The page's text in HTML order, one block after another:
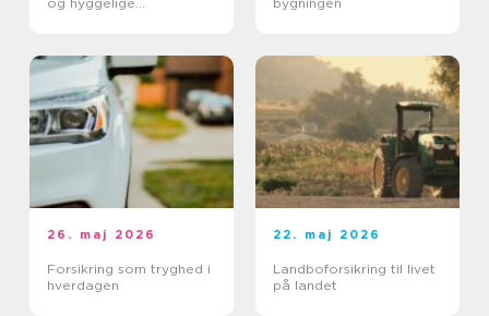
26. maj 2026
Forsikring som tryghed i
hverdagen
22. maj 2026
Landboforsikring til livet
på landet